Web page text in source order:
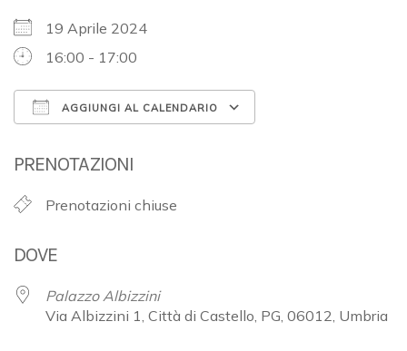
19 Aprile 2024
16:00 - 17:00
AGGIUNGI AL CALENDARIO
PRENOTAZIONI
Prenotazioni chiuse
DOVE
Palazzo Albizzini
Via Albizzini 1, Città di Castello, PG, 06012, Umbria